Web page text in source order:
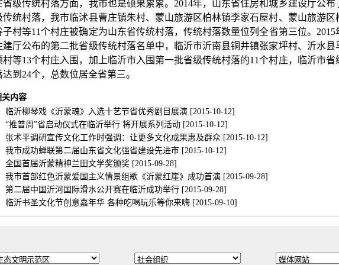
省级传统村落方面，我市也是硕果累累。2014年，山东省住房和城乡建设厅公布
传统村落，我市临沭县曹庄镇朱村、蒙山旅游区柏林镇李家石屋村、蒙山旅游区
子村等11个村庄被确定为山东省传统村落，传统村落数量位列全省第三位。2015
建厅公布的第二批省级传统村落名单中，临沂市沂南县铜井镇张家坪村、沂水县
村等13个村庄入围，加上临沂市入围第一批省级传统村落的11个村庄，临沂市省
达到24个，总数位居全省第三。
关内容
临沂柳琴戏《沂蒙魂》入选十艺节省优秀剧目展演 [2015-10-12]
“推普周”省启动仪式在临沂举行 将开展系列活动 [2015-10-12]
张术平调研宣传文化工作时强调：让更多文化成果惠及群众 [2015-10-12]
我市成功蝉联第二届山东省文化强省建设先进市 [2015-10-12]
全国首届沂蒙精神兰田文学奖颁奖 [2015-09-28]
我市首部红色沂蒙爱国主义情景组歌《沂蒙红崖》成功首演 [2015-09-28]
第二届中国沂河国际滑水公开赛在临沂成功举行 [2015-09-28]
临沂书圣文化节创意嘉年华 各种吃喝玩乐等你来嗨 [2015-09-10]